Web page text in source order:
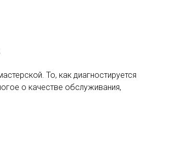
То, как диагностируется
о качестве обслуживания,